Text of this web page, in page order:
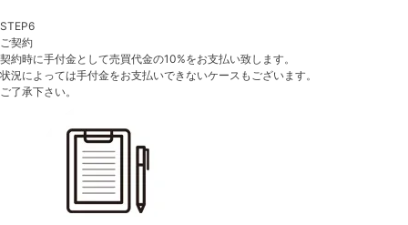
STEP6
ご契約
契約時に手付金として売買代金の10%をお支払い致します。
状況によっては手付金をお支払いできないケースもございます。
ご了承下さい。